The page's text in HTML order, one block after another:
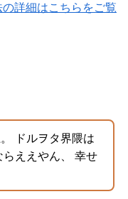
詳細はこちらをご覧
ドルヲタ界隈は
らええやん、 幸せ